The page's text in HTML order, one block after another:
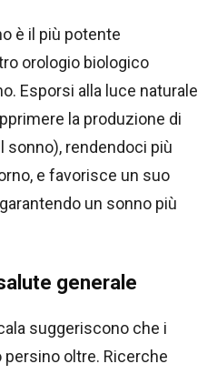
è il più potente
orologio biologico
Esporsi alla luce naturale
la produzione di
sonno), rendendoci più
e favorisce un suo
un sonno più
generale
suggeriscono che i
oltre. Ricerche